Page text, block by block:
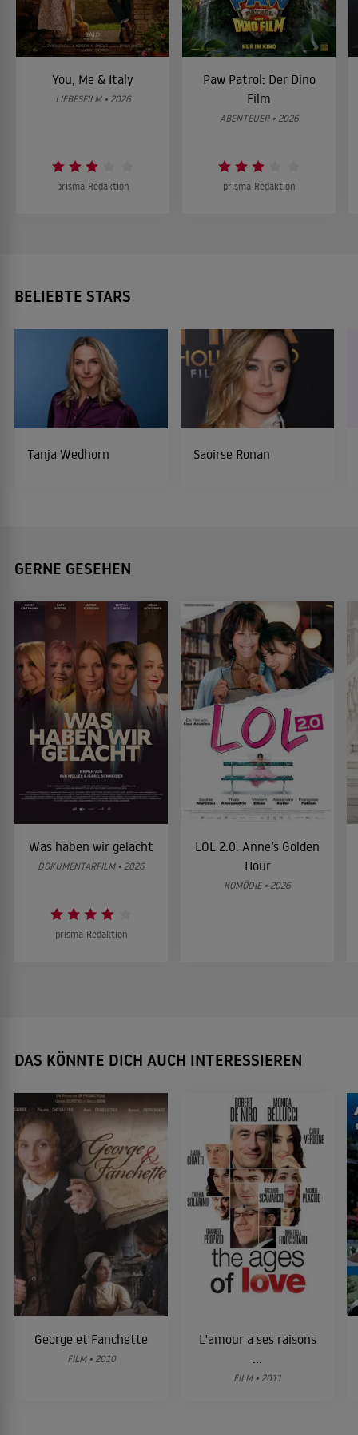
You, Me & Italy
LIEBESFILM • 2026
prisma-Redaktion
Paw Patrol: Der Dino
Film
ABENTEUER • 2026
prisma-Redaktion
BELIEBTE STARS
Tanja Wedhorn Saoirse Ronan
GERNE GESEHEN
Was haben wir gelacht
DOKUMENTARFILM • 2026
prisma-Redaktion
LOL 2.0: Anne’s Golden
Hour
KOMÖDIE • 2026
DAS KÖNNTE DICH AUCH INTERESSIEREN
George et Fanchette
FILM • 2010
L'amour a ses raisons
FILM • 2011